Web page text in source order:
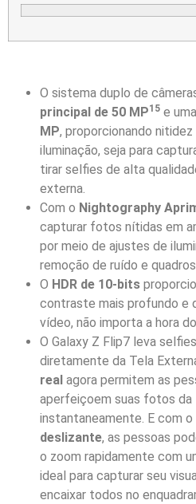
O sistema duplo de
principal de 50 MP15 e uma
MP, proporcionando
iluminação, seja para
tirar selfies de alta
externa.
Com o Nightography
capturar fotos nítidas em
por meio de ajustes de
remoção de ruído e
O HDR de 10-bits
contraste mais profundo e
vídeo, não importa a hora
O Galaxy Z Flip7 leva
diretamente da Tela
real agora permitem as
aperfeiçoem suas fotos da
instantaneamente. E com o
deslizante, as pessoas
o zoom rapidamente com
ideal para capturar seu
encaixar todos no